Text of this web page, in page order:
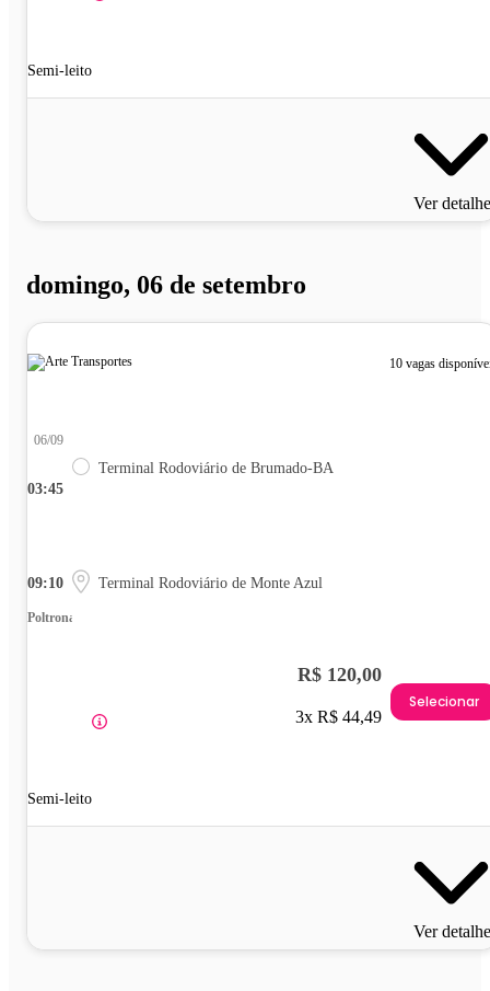
Semi-leito
Ver
domingo, 06 de setembro
10 vagas
03:45
06/09
Terminal Rodoviário de Brumado-BA
09:10 Terminal Rodoviário de Monte Azul
Poltrona
Semi-leito
R$ 120,00
3x R$ 44,49
Selecionar
Ver